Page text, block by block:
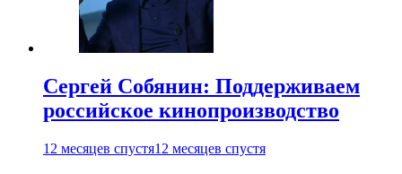
Сергей Собянин: Поддерживаем
российское кинопроизводство
12 месяцев спустя12 месяцев спустя